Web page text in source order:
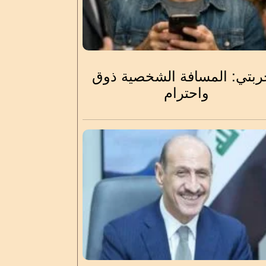
المسافة الشخصية ذوق
واحترام